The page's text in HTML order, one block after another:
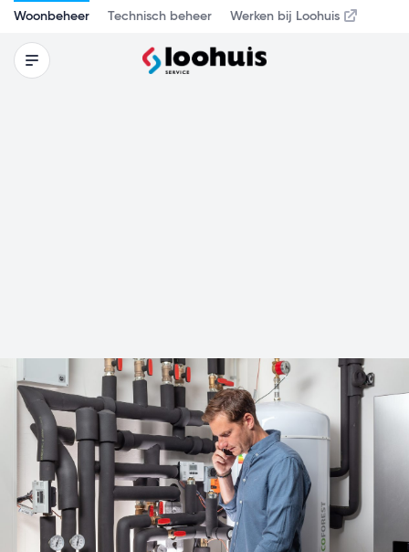
Woonbeheer Technisch beheer Werken bij Loohuis
Storing melden
Het is altijd vervelend wanneer er zich een storing
voordoet.
Indien je bij ons een onderhoudsabonnement